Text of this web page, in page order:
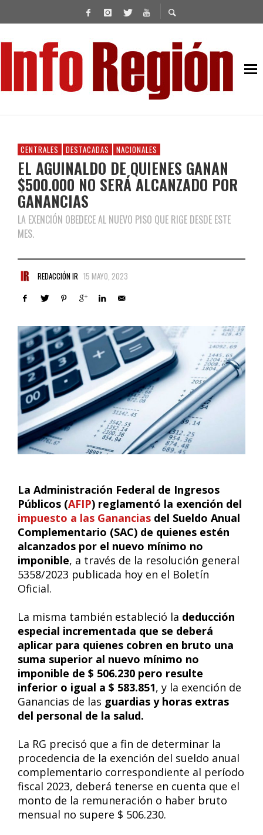
CENTRALES DESTACADAS NACIONALES
EL AGUINALDO DE QUIENES GANAN
$500.000 NO SERÁ ALCANZADO POR
GANANCIAS
LA EXENCIÓN OBEDECE AL NUEVO PISO QUE RIGE DESDE ESTE
MES.
REDACCIÓN IR 15 MAYO, 2023
La Administración Federal de Ingresos
Públicos (AFIP) reglamentó la exención del
impuesto a las Ganancias del Sueldo Anual
Complementario (SAC) de quienes estén
alcanzados por el nuevo mínimo no
imponible, a través de la resolución general
5358/2023 publicada hoy en el Boletín
Oficial.
La misma también estableció la deducción
especial incrementada que se deberá
aplicar para quienes cobren en bruto una
suma superior al nuevo mínimo no
imponible de $ 506.230 pero resulte
inferior o igual a $ 583.851, y la exención de
Ganancias de las guardias y horas extras
del personal de la salud.
La RG precisó que a fin de determinar la
procedencia de la exención del sueldo anual
complementario correspondiente al período
fiscal 2023, deberá tenerse en cuenta que el
monto de la remuneración o haber bruto
mensual no supere $ 506.230.